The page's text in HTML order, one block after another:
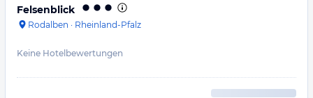
Felsenblick
Rodalben · Rheinland-Pfalz
Keine Hotelbewertungen